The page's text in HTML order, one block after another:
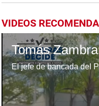
VIDEOS